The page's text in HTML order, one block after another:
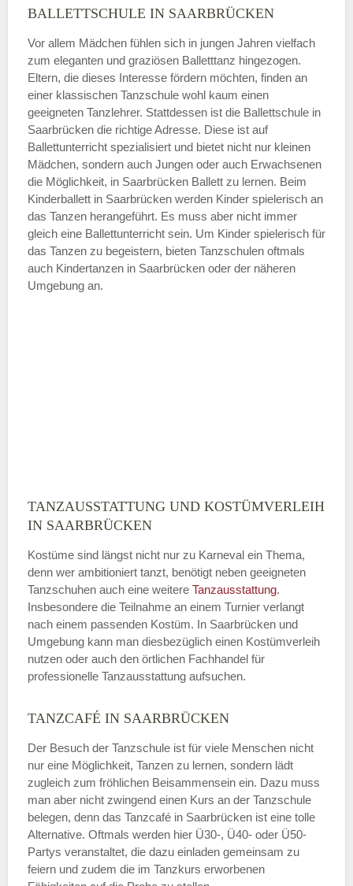
—
ÖFFNUNGSZEITEN HINZUFÜGEN
Freitag
—
ÖFFNUNGSZEITEN HINZUFÜGEN
Samstag
BALLETTSCHULE IN SAARBRÜCKEN
Vor allem Mädchen fühlen sich in jungen Jahren vielfach
zum eleganten und graziösen Balletttanz hingezogen.
Eltern, die dieses Interesse fördern möchten, finden an
einer klassischen Tanzschule wohl kaum einen
geeigneten Tanzlehrer. Stattdessen ist die Ballettschule in
Saarbrücken die richtige Adresse. Diese ist auf
Ballettunterricht spezialisiert und bietet nicht nur kleinen
Mädchen, sondern auch Jungen oder auch Erwachsenen
die Möglichkeit, in Saarbrücken Ballett zu lernen. Beim
Kinderballett in Saarbrücken werden Kinder spielerisch an
das Tanzen herangeführt. Es muss aber nicht immer
gleich eine Ballettunterricht sein. Um Kinder spielerisch für
das Tanzen zu begeistern, bieten Tanzschulen oftmals
auch Kindertanzen in Saarbrücken oder der näheren
Umgebung an.
TANZAUSSTATTUNG UND KOSTÜMVERLEIH
IN SAARBRÜCKEN
Kostüme sind längst nicht nur zu Karneval ein Thema,
denn wer ambitioniert tanzt, benötigt neben geeigneten
Tanzschuhen auch eine weitere Tanzausstattung.
Insbesondere die Teilnahme an einem Turnier verlangt
nach einem passenden Kostüm. In Saarbrücken und
Umgebung kann man diesbezüglich einen Kostümverleih
nutzen oder auch den örtlichen Fachhandel für
professionelle Tanzausstattung aufsuchen.
TANZCAFÉ IN SAARBRÜCKEN
Der Besuch der Tanzschule ist für viele Menschen nicht
nur eine Möglichkeit, Tanzen zu lernen, sondern lädt
zugleich zum fröhlichen Beisammensein ein. Dazu muss
man aber nicht zwingend einen Kurs an der Tanzschule
belegen, denn das Tanzcafé in Saarbrücken ist eine tolle
Alternative. Oftmals werden hier Ü30-, Ü40- oder Ü50-
Partys veranstaltet, die dazu einladen gemeinsam zu
feiern und zudem die im Tanzkurs erworbenen